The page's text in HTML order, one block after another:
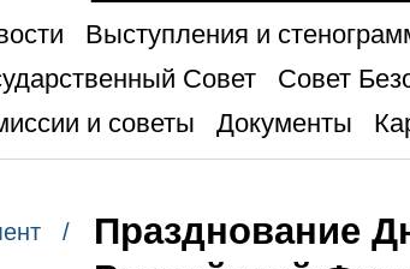
Выступления и
Совет
Совет
и советы
Документы
/
Празднование